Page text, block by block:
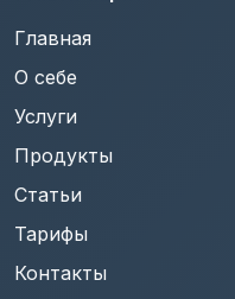
Главная
О себе
Услуги
Продукты
Статьи
Тарифы
Контакты